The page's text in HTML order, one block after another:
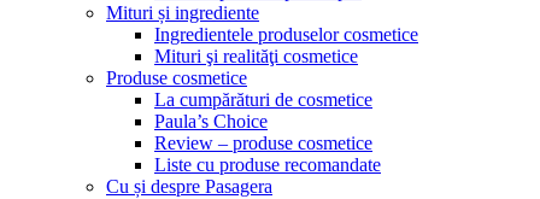
Mituri și ingrediente
Ingredientele produselor cosmetice
Mituri şi realităţi cosmetice
Produse cosmetice
La cumpărături de cosmetice
Paula’s Choice
Review – produse cosmetice
Liste cu produse recomandate
Cu și despre Pasagera